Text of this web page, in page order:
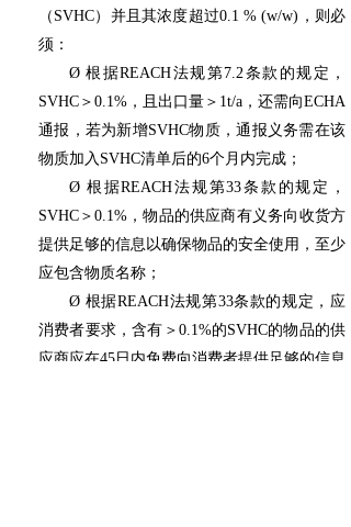
（SVHC）并且其浓度超过0.1 % (w/w)，则必
须：
Ø 根据REACH法规第7.2条款的规定，
SVHC＞0.1%，且出口量＞1t/a，还需向ECHA
通报，若为新增SVHC物质，通报义务需在该
物质加入SVHC清单后的6个月内完成；
Ø 根据REACH法规第33条款的规定，
SVHC＞0.1%，物品的供应商有义务向收货方
提供足够的信息以确保物品的安全使用，至少
应包含物质名称；
Ø 根据REACH法规第33条款的规定，应
消费者要求，含有＞0.1%的SVHC的物品的供
应商应在45日内免费向消费者提供足够的信息